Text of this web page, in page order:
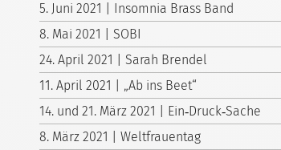
5. Juni 2021 | Insomnia Brass Band
8. Mai 2021 | SOBI
24. April 2021 | Sarah Brendel
11. April 2021 | „Ab ins Beet“
14. und 21. März 2021 | Ein‑Druck‑Sache
8. März 2021 | Weltfrauentag